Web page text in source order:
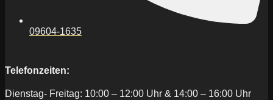
09604-1635
Telefonzeiten:
Dienstag- Freitag: 10:00 – 12:00 Uhr & 14:00 – 16:00 Uhr